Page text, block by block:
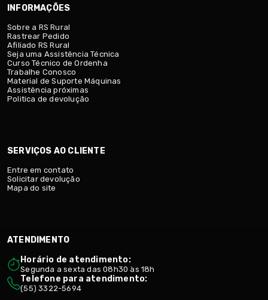
INFORMAÇÕES
Sobre a RS Rural
Rastrear Pedido
Afiliado RS Rural
Seja uma Assistência Técnica
Curso Técnico de Ordenha
Trabalhe Conosco
Material de Suporte Máquinas
Assistência próximas
Politica de devolução
SERVIÇOS AO CLIENTE
Entre em contato
Solicitar devolução
Mapa do site
ATENDIMENTO
Horário de atendimento:
Segunda a sexta das 08h30 às 18h
Telefone para atendimento:
(55) 3322-5694